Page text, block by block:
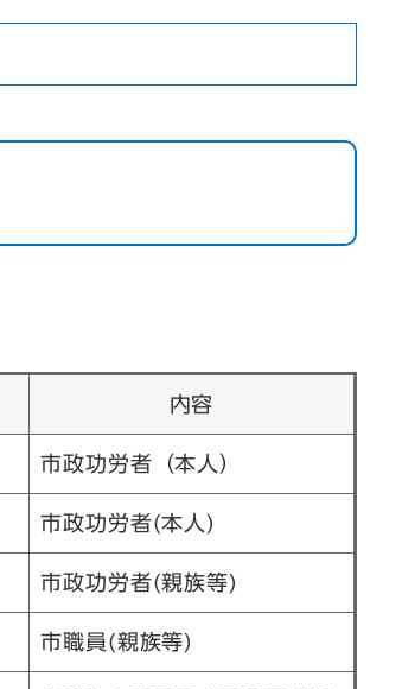
内容
市政功労者（本人）
市政功労者(本人)
市政功労者(親族等)
市職員(親族等)